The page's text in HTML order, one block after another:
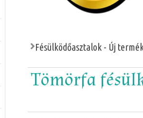
Fésülködőasztalok - Új
Tömörfa